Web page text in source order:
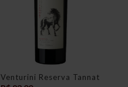
Venturini Reserva Tannat